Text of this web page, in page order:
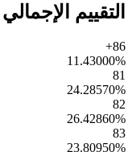
التقييم الإجمالي
86+
11.43000%
81
24.28570%
82
26.42860%
83
23.80950%